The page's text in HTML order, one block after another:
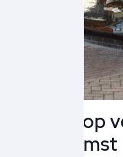
Trots op
toekomst